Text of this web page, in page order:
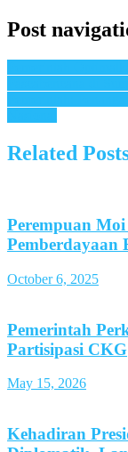
Post
Related
Perempuan
Pemberdayaan
October 6, 2025
Pemerintah
Partisipasi CKG
May 15, 2026
Kehadiran